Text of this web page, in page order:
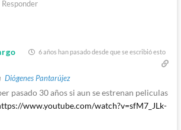
Responder
6 años han pasado desde que se escribió esto
Diógenes Pantarújez
pasado 30 años si aun se estrenan peliculas
www.youtube.com/watch?v=sfM7_JLk-